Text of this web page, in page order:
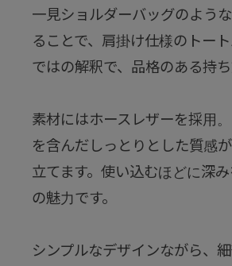
一見ショルダーバッグのよう
ることで、肩掛け仕様のトー
ではの解釈で、品格のある持
素材にはホースレザーを採用
を含んだしっとりとした質感
立てます。使い込むほどに深
の魅力です。
シンプルなデザインながら、